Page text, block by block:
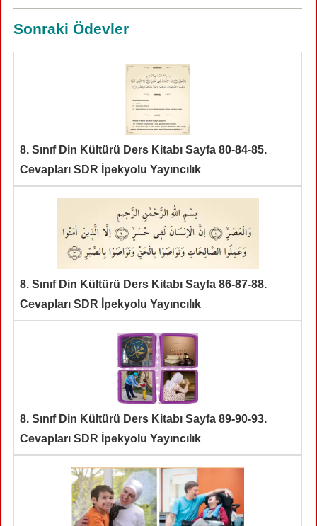
Sonraki Ödevler
8. Sınıf Din Kültürü Ders Kitabı Sayfa 80-84-85.
Cevapları SDR İpekyolu Yayıncılık
8. Sınıf Din Kültürü Ders Kitabı Sayfa 86-87-88.
Cevapları SDR İpekyolu Yayıncılık
8. Sınıf Din Kültürü Ders Kitabı Sayfa 89-90-93.
Cevapları SDR İpekyolu Yayıncılık